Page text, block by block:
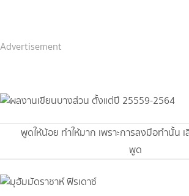
Advertisement
พูดให้น้อย ทำให้มาก เพราะการลงมือทำนั้น
พูด